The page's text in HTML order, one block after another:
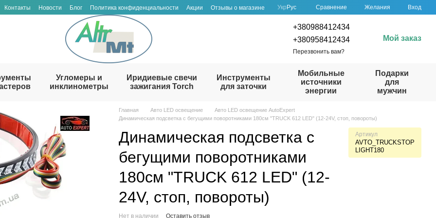
Контакты Новости Блог Политика конфиденциальности Акции
Отзывы о магазине
Укр Рус Сравнение Желания Вход
+380988412434
+380958412434
Перезвонить вам?
Мой заказ
Угломеры и
инклинометры
Иридиевые свечи
зажигания Torch
Инструменты
для заточки
Мобильные
источники
энергии
Подарки
для
мужчин
Главная Авто LED освещение
Авто LED освещение AutoExpert
Динамическая подсветка с бегущими поворотниками 180см "TRUCK 612 LED" (12-24V, стоп, повороты)
Динамическая подсветка с
бегущими поворотниками
180см "TRUCK 612 LED" (12-
24V, стоп, повороты)
Артикул
AVTO_TRUCKSTOP
LIGHT180
Нет в наличии Оставить отзыв